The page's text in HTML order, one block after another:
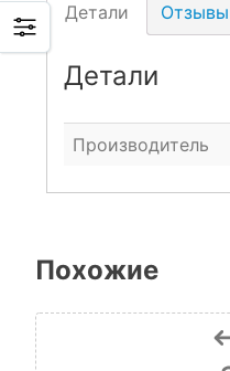
Детали
Детали
Производитель
Похожие